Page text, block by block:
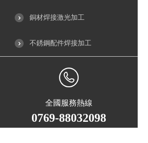
銅材焊接激光加工
不銹鋼配件焊接加工
全國服務熱線
0769-88032098